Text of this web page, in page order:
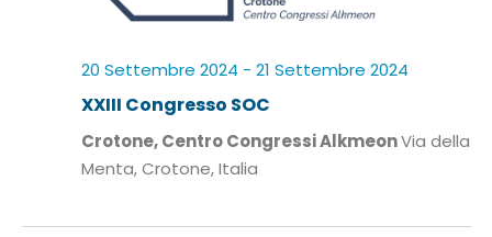
20 Settembre 2024 - 21 Settembre 2024
XXIII Congresso SOC
Crotone, Centro Congressi AlkmeonVia della
Menta, Crotone, Italia